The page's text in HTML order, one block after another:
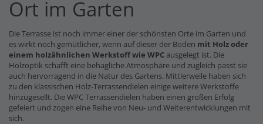
Ort im Garten
Die Terrasse ist noch immer einer der schönsten Orte im Garten und
es wirkt noch gemütlicher, wenn auf dieser der Boden mit Holz oder
einem holzähnlichen Werkstoff wie WPCausgelegt ist. Die
Holzoptik schafft eine behagliche Atmosphäre und zugleich passt sie
auch hervorragend in die Natur des Gartens. Mittlerweile haben sich
zu den klassischen Holz-Terrassendielen einige weitere Werkstoffe
hinzugesellt. Die WPC Terrassendielen haben einen großen Erfolg
gefeiert und zogen eine Reihe von Neu- und Weiterentwicklungen mit
sich.